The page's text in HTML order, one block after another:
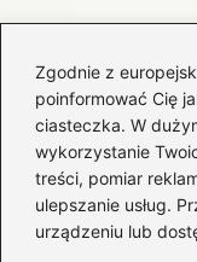
Zgodnie z
poinformować Cię
ciasteczka. W
wykorzystanie
treści, pomiar
ulepszanie usług.
urządzeniu lub
Nazywam się
sprawia, że
enco-
energetyki, OZE,
domowych
pokazać, jak